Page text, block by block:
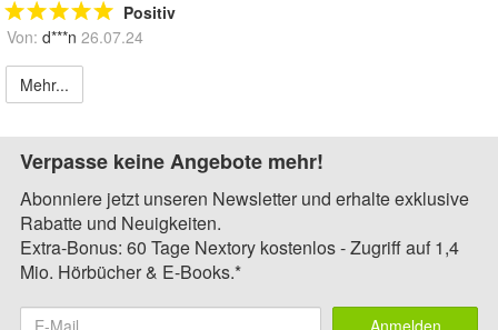
Positiv
Von: d***n 26.07.24
Mehr...
Verpasse keine Angebote mehr!
Abonniere jetzt unseren Newsletter und erhalte exklusive
Rabatte und Neuigkeiten.
Extra-Bonus: 60 Tage Nextory kostenlos - Zugriff auf 1,4
Mio. Hörbücher & E-Books.*